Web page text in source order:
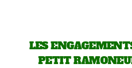
LES
PETIT